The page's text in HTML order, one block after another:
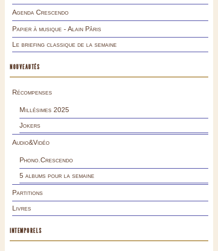
Agenda Crescendo
Papier à musique - Alain Pâris
Le briefing classique de la semaine
NOUVEAUTÉS
Récompenses
Millésimes 2025
Jokers
Audio&Vidéo
Phono.Crescendo
5 albums pour la semaine
Partitions
Livres
INTEMPORELS